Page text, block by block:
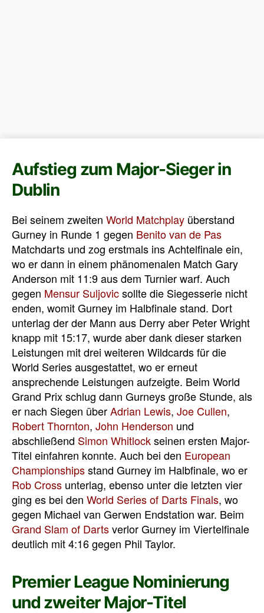
Aufstieg zum Major-Sieger in
Dublin
Bei seinem zweiten World Matchplay überstand
Gurney in Runde 1 gegen Benito van de Pas
Matchdarts und zog erstmals ins Achtelfinale ein,
wo er dann in einem phänomenalen Match Gary
Anderson mit 11:9 aus dem Turnier warf. Auch
gegen Mensur Suljovicsollte die Siegesserie nicht
enden, womit Gurney im Halbfinale stand. Dort
unterlag der der Mann aus Derry aber Peter Wright
knapp mit 15:17, wurde aber dank dieser starken
Leistungen mit drei weiteren Wildcards für die
World Series ausgestattet, wo er erneut
ansprechende Leistungen aufzeigte. Beim World
Grand Prix schlug dann Gurneys große Stunde, als
er nach Siegen überAdrian Lewis, Joe Cullen,
Robert Thornton, John Henderson und
abschließend Simon Whitlockseinen ersten Major-
Titel einfahren konnte. Auch bei den European
Championshipsstand Gurney im Halbfinale, wo er
Rob Cross unterlag, ebenso unter die letzten vier
ging es bei den World Series of Darts Finals, wo
gegen Michael van Gerwen Endstation war. Beim
Grand Slam of Dartsverlor Gurney im Viertelfinale
deutlich mit 4:16 gegen Phil Taylor.
Premier League Nominierung
und zweiter Major-Titel